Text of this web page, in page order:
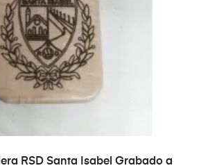
OPCIONES
RSD Santa Isabel Grabado a